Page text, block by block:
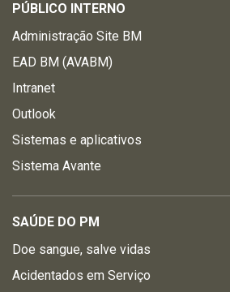
PÚBLICO INTERNO
Administração Site BM
EAD BM (AVABM)
Intranet
Outlook
Sistemas e aplicativos
Sistema Avante
SAÚDE DO PM
Doe sangue, salve vidas
Acidentados em Serviço